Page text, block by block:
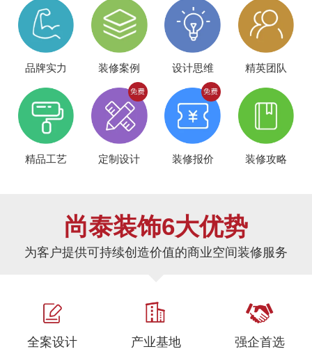
品牌实力 装修案例 设计思维 精英团队
精品工艺 定制设计 装修报价 装修攻略
尚泰装饰6大优势
为客户提供可持续创造价值的商业空间装修服务
全案设计 产业基地 强企首选